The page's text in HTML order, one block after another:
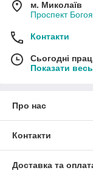
м. Миколаїв
Проспект
Контакти
Сьогодні
Показати
Про нас
Контакти
Доставка та